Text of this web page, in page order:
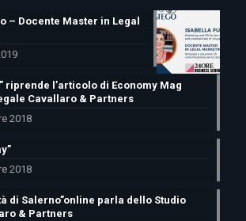
– Docente Master in Legal
riprende l’articolo di Economy Mag
Cavallaro & Partners
2018
2018
di Salerno”online parla dello Studio
& Partners